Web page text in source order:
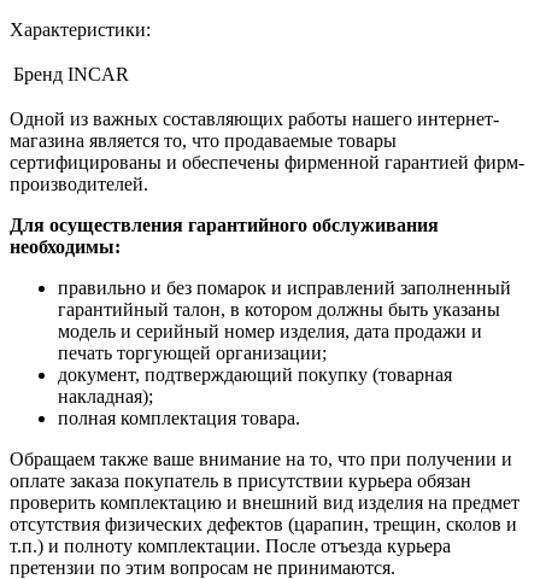
Характеристики:
Бренд INCAR
Одной из важных составляющих работы нашего интернет-
магазина является то, что продаваемые товары
сертифицированы и обеспечены фирменной гарантией фирм-
производителей.
Для осуществления гарантийного обслуживания
необходимы:
правильно и без помарок и исправлений заполненный
гарантийный талон, в котором должны быть указаны
модель и серийный номер изделия, дата продажи и
печать торгующей организации;
документ, подтверждающий покупку (товарная
накладная);
полная комплектация товара.
Обращаем также ваше внимание на то, что при получении и
оплате заказа покупатель в присутствии курьера обязан
проверить комплектацию и внешний вид изделия на предмет
отсутствия физических дефектов (царапин, трещин, сколов и
т.п.) и полноту комплектации. После отъезда курьера
претензии по этим вопросам не принимаются.